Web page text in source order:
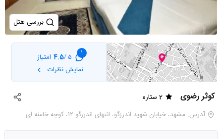
بررسی هتل
1
5 /
4.5 امتیاز
نمایش نظرات
کوثر رضوی
2 ستاره
آدرس: مشهد، خیابان شهید اندرزگو، انتهای اندرزگو ۱۲، کوچه خامنه ای